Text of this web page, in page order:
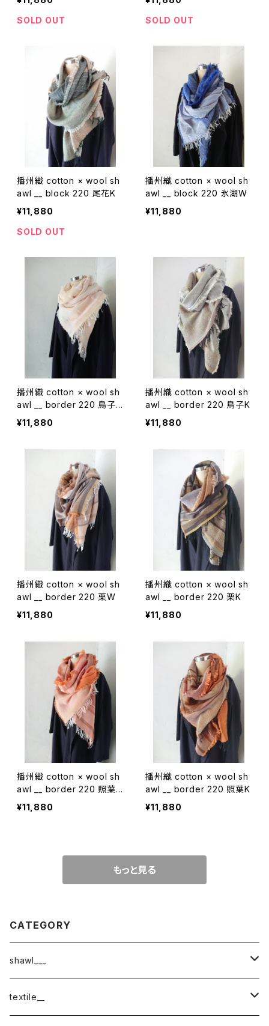
SOLD OUT
SOLD OUT
播州織 cotton × wool sh
awl __ block 220 尾花K
¥11,880
SOLD OUT
播州織 cotton × wool sh
awl __ block 220 氷湖W
¥11,880
播州織 cotton × wool sh
awl __ border 220 鳥子
W
¥11,880
播州織 cotton × wool sh
awl __ border 220 鳥子K
¥11,880
播州織 cotton × wool sh
awl __ border 220 栗W
¥11,880
播州織 cotton × wool sh
awl __ border 220 栗K
¥11,880
播州織 cotton × wool sh
awl __ border 220 照葉
W
¥11,880
播州織 cotton × wool sh
awl __ border 220 照葉K
¥11,880
もっと見る
CATEGORY
shawl___
cotton
textile__